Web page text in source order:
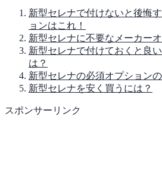
新型セレナで付けないと後悔
ョンはこれ！
新型セレナに不要なメーカー
新型セレナで付けておくと良
は？
新型セレナの必須オプション
新型セレナを安く買うには？
スポンサーリンク